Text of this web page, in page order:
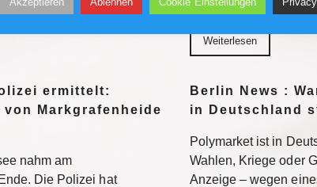
Weiterlesen
ermittelt:
Markgrafenheide
nahm am
Die Polizei hat
Berlin News :
in Deutschland
Polymarket ist in
Wahlen, Kriege oder
Anzeige – wegen